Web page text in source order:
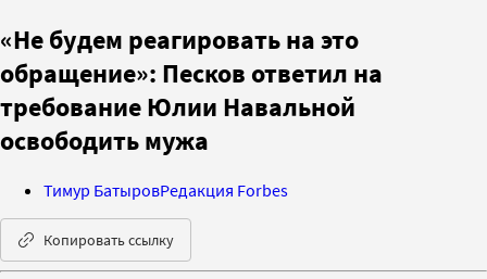
«Не будем реагировать на это
обращение»: Песков ответил на
требование Юлии Навальной
освободить мужа
Тимур БатыровРедакция Forbes
Копировать ссылку